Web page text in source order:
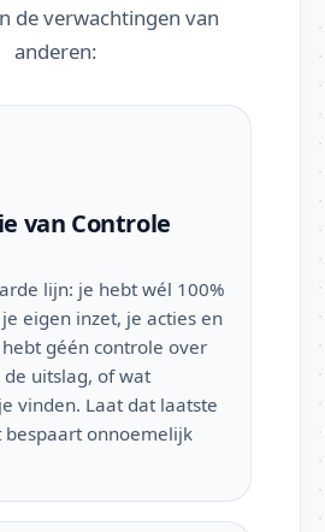
de verwachtingen van
anderen:
van Controle
lijn: je hebt wél 100%
eigen inzet, je acties en
hebt géén controle over
uitslag, of wat
vinden. Laat dat laatste
bespaart onnoemelijk